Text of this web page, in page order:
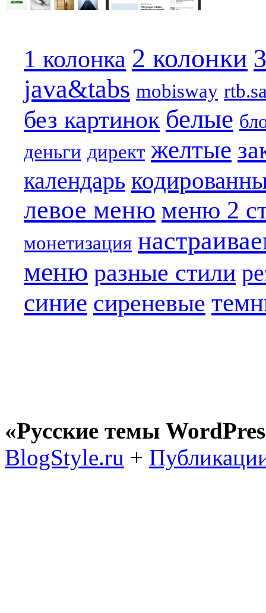
1 колонка 2 колонки
java&tabs mobisway
без картинок белые
деньги директ желтые
календарь
левое меню меню 2
монетизация
меню разные стили
синие сиреневые
«Русские темы
BlogStyle.ru +